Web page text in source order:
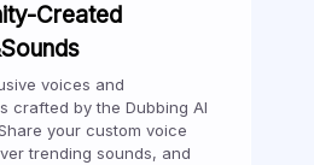
Created
voices and
crafted by the Dubbing Al
your custom voice
trending sounds, and